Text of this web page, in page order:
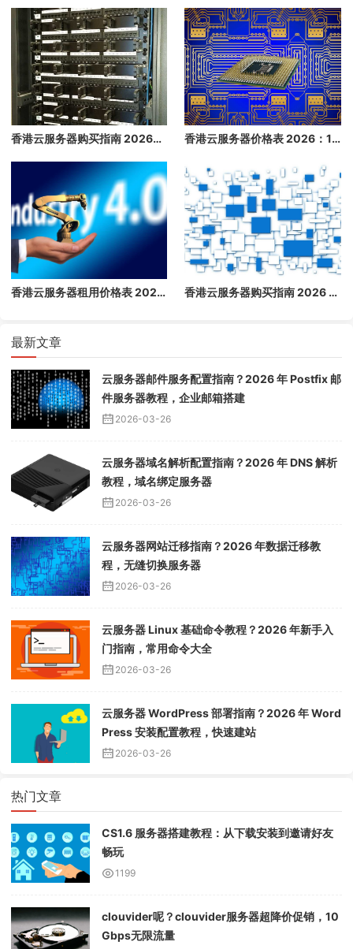
香港云服务器购买指南 2026：免备案高速云主机推荐 香港云服务器价格表 2026：1 核/2 核/4 核/8 核配置每月多少钱？
香港云服务器租用价格表 2026：1 核/2 核/4 核/8 核配置每月多少钱？ 香港云服务器购买指南 2026 - 免备案高速云主机推荐
最新文章
云服务器邮件服务配置指南？2026 年 Postfix 邮
件服务器教程，企业邮箱搭建
2026-03-26
云服务器域名解析配置指南？2026 年 DNS 解析
教程，域名绑定服务器
2026-03-26
云服务器网站迁移指南？2026 年数据迁移教
程，无缝切换服务器
2026-03-26
云服务器 Linux 基础命令教程？2026 年新手入
门指南，常用命令大全
2026-03-26
云服务器 WordPress 部署指南？2026 年 Word
Press 安装配置教程，快速建站
2026-03-26
热门文章
CS1.6 服务器搭建教程：从下载安装到邀请好友
畅玩
1199
clouvider呢？clouvider服务器超降价促销，10
Gbps无限流量